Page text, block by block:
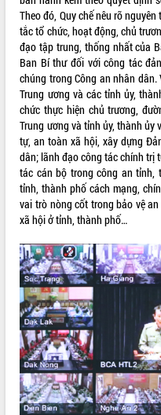
VIDEO
Loading the player...
Trailer Lễ hội Sầu riêng Đắk Lắk năm
2026
Khám bệnh, cấp phát thuốc miễn phí
và tặng quà người dân xã Cư Pui
Hội nghị UBND tỉnh Đắk Lắk thường
tháng 7/2026
Nam Anh hùng” và trao Huân chương
Lao động
UBND tỉnh Đắk Lắk triển khai nhiệm
vụ 6 tháng cuối năm 2026
Kỳ họp thứ Hai, Hội đồng nhân dân
tỉnh khóa XI quyết nghị nhiều nội
quan trọng
Bí thư Tỉnh ủy Lương Nguyễn Minh
Triết thăm, tặng quà người có công
cách mạng
ALBUM ẢNH
LIÊN KẾT WEB
Theo đó, Quy chế nêu rõ
tắc tổ chức, hoạt động, chủ
đạo tập trung, thống nhất của
Ban Bí thư đối với công tác
chúng trong Công an nhân
Trung ương và các tỉnh ủy,
chức thực hiện chủ trương,
Trung ương và tỉnh ủy, thành ủy
tự, an toàn xã hội, xây dựng
dân; lãnh đạo công tác chính trị
tác cán bộ trong công an tỉnh,
tỉnh, thành phố cách mạng,
vai trò nòng cốt trong bảo vệ
xã hội ở tỉnh, thành phố…